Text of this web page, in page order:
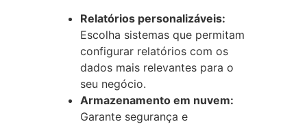
Relatórios personalizáveis:
Escolha sistemas que permitam
configurar relatórios com os
dados mais relevantes para o
seu negócio.
Armazenamento em nuvem:
Garante segurança e